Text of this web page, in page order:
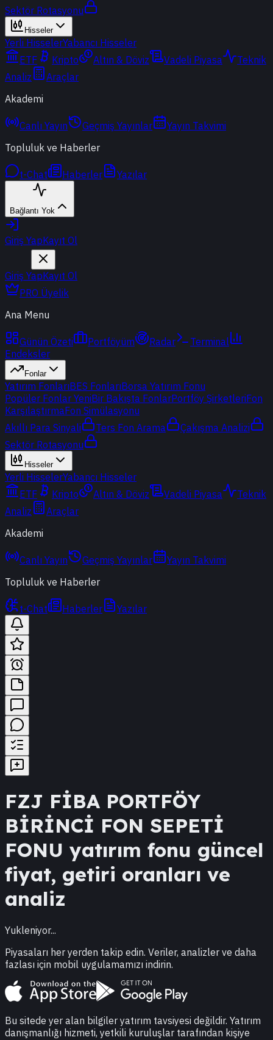
Sektör Rotasyonu
Hisseler
Yerli HisselerYabancı Hisseler
ETF
Kripto Altın & Döviz Vadeli Piyasa
Teknik
Analiz
Araçlar
Akademi
Canlı Yayın Geçmiş Yayınlar
Yayın Takvimi
Topluluk ve Haberler
t-Chat Haberler Yazılar
Bağlantı Yok
Giriş YapKayıt Ol
Giriş YapKayıt Ol
PRO Üyelik
Ana Menu
Günün Özeti Portföyüm Radar
Terminal
Endeksler
Fonlar
Yatırım FonlarıBES FonlarıBorsa Yatırım Fonu
Popüler Fonlar YeniBir Bakışta FonlarPortföy ŞirketleriFon
KarşılaştırmaFon Simülasyonu
Akıllı Para Sinyali
Ters Fon Arama
Çakışma Analizi
Sektör Rotasyonu
Hisseler
Yerli HisselerYabancı Hisseler
ETF
Kripto Altın & Döviz Vadeli Piyasa
Teknik
Analiz
Araçlar
Akademi
Canlı Yayın Geçmiş Yayınlar
Yayın Takvimi
Topluluk ve Haberler
t-Chat Haberler Yazılar
FZJ FİBA PORTFÖY
BİRİNCİ FON SEPETİ
FONU yatırım fonu güncel
fiyat, getiri oranları ve
analiz
Yukleniyor...
Piyasaları her yerden takip edin. Veriler, analizler ve daha
fazlası için mobil uygulamamızı indirin.
Bu sitede yer alan bilgiler yatırım tavsiyesi değildir. Yatırım
danışmanlığı hizmeti, yetkili kuruluşlar tarafından kişiye